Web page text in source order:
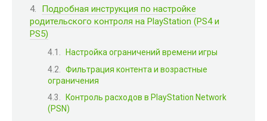
Подробная инструкция по настройке
родительского контроля на PlayStation (PS4 и
PS5)
Настройка ограничений времени игры
Фильтрация контента и возрастные
ограничения
Контроль расходов в PlayStation Network
(PSN)